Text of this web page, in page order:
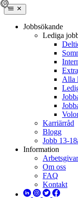
Jobbsökande
Lediga
Alla
Karriärråd
Blogg
Jobb 13-
Information
Om oss
FAQ
Kontakt